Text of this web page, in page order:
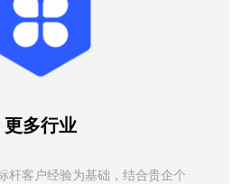
更多行业
杆客户经验为基础，结合贵企个